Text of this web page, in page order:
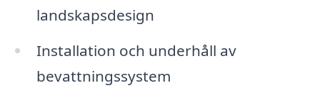
landskapsdesign
Installation och underhåll av
bevattningssystem